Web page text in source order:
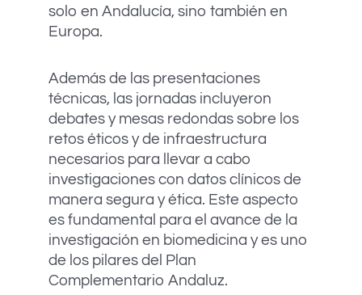
solo en Andalucía, sino también en
Europa.
Además de las presentaciones
técnicas, las jornadas incluyeron
debates y mesas redondas sobre los
retos éticos y de infraestructura
necesarios para llevar a cabo
investigaciones con datos clínicos de
manera segura y ética. Este aspecto
es fundamental para el avance de la
investigación en biomedicina y es uno
de los pilares del Plan
Complementario Andaluz.